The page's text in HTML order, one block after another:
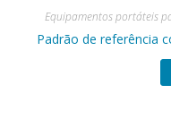
Equipamentos portáteis
Padrão de referência